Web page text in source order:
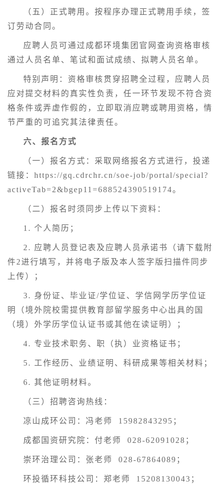
（五）正式聘用。按程序办理正式聘用手续，签
订劳动合同。
应聘人员可通过成都环境集团官网查询资格审核
通过人员名单、笔试和面试成绩、拟聘人员名单。
特别声明：资格审核贯穿招聘全过程，应聘人员
应对提交材料的真实性负责，任一环节发现不符合资
格条件或弄虚作假的，立即取消应聘或聘用资格，情
节严重的可追究其法律责任。
六、报名方式
（一）报名方式：采取网络报名方式进行，投递
链接：https://gq.cdrchr.cn/soe-job/portal/special?
activeTab=2&bgep11=688524390519174。
（二）报名时须同步上传以下资料：
1. 个人简历；
2. 应聘人员登记表及应聘人员承诺书（请下载附
件2进行填写，并将电子版及本人签字版扫描件同步
上传）；
3. 身份证、毕业证/学位证、学信网学历学位证
明（境外院校需提供教育部留学服务中心出具的国
（境）外学历学位认证书或其他在读证明）；
4. 专业技术职务、职（执）业资格证书；
5. 工作经历、业绩证明、科研成果等相关材料；
6. 其他证明材料。
（三）招聘咨询热线：
凉山成环公司：冯老师 15982843295；
成都国资研究院：付老师 028-62091028；
崇环治理公司：张老师 028-67864089；
环投循环科技公司：郑老师 15208130043；